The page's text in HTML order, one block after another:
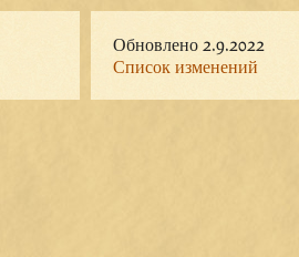
Обновлено 2.9.2022
Список изменений